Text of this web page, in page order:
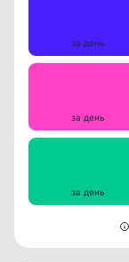
за день
за день
за день